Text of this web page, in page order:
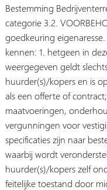
Bestemming
categorie 3.2.
goedkeuring
kennen: 1. hetgeen in
weergegeven geldt
huurder(s)/kopers en is
als een offerte of
maatvoeringen,
vergunningen voor
specificaties zijn naar
waarbij wordt
huurder(s)/kopers zelf
feitelijke toestand door